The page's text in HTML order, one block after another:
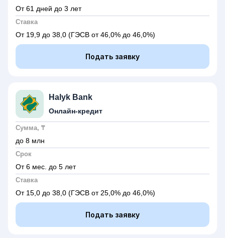
От 61 дней до 3 лет
Ставка
От 19,9 до 38,0 (ГЭСВ от 46,0% до 46,0%)
Подать заявку
Halyk Bank
Онлайн-кредит
Сумма, ₸
до 8 млн
Срок
От 6 мес. до 5 лет
Ставка
От 15,0 до 38,0 (ГЭСВ от 25,0% до 46,0%)
Подать заявку